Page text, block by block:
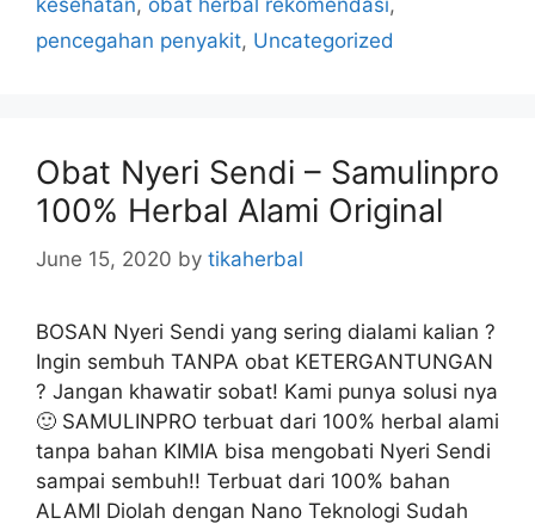
e
i
e
kesehatan, obat herbal rekomendasi,
pencegahan penyakit, Uncategorized
Obat Nyeri Sendi – Samulinpro
100% Herbal Alami Original
June 15, 2020 by tikaherbal
BOSAN Nyeri Sendi yang sering dialami kalian ?
Ingin sembuh TANPA obat KETERGANTUNGAN
? Jangan khawatir sobat! Kami punya solusi nya
🙂 SAMULINPRO terbuat dari 100% herbal alami
tanpa bahan KIMIA bisa mengobati Nyeri Sendi
sampai sembuh!! Terbuat dari 100% bahan
ALAMI Diolah dengan Nano Teknologi Sudah